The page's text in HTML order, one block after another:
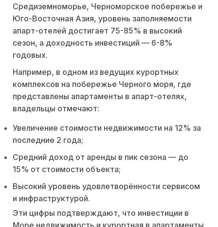
Средиземноморье, Черноморское побережье и
Юго-Восточная Азия, уровень заполняемости
апарт-отелей достигает 75-85% в высокий
сезон, а доходность инвестиций — 6-8%
годовых.
Например, в одном из ведущих курортных
комплексов на побережье Черного моря, где
представлены апартаменты в апарт-отелях,
владельцы отмечают:
Увеличение стоимости недвижимости на 12% за
последние 2 года;
Средний доход от аренды в пик сезона — до
15% от стоимости объекта;
Высокий уровень удовлетворённости сервисом
и инфраструктурой.
Эти цифры подтверждают, что инвестиции в